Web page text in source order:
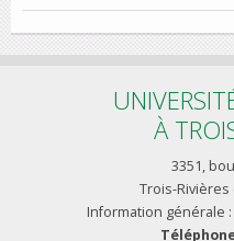
À
3351,
Trois-Rivières
Information générale :
Téléphone